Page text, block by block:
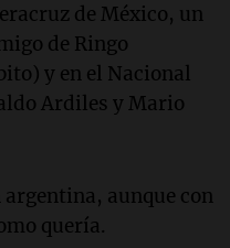
de México, un
de Ringo
y en el Nacional
Ardiles y Mario
aunque con
quería.